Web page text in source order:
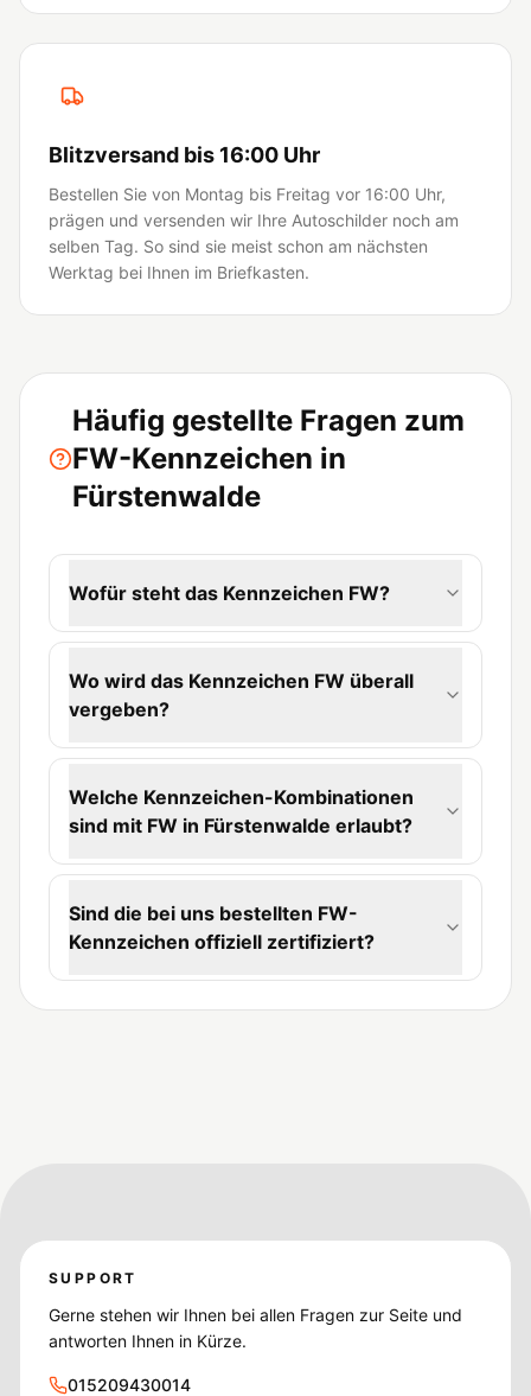
Blitzversand bis 16:00 Uhr
Bestellen Sie von Montag bis Freitag vor 16:00 Uhr,
prägen und versenden wir Ihre Autoschilder noch am
selben Tag. So sind sie meist schon am nächsten
Werktag bei Ihnen im Briefkasten.
Häufig gestellte Fragen zum
FW-Kennzeichen in
Fürstenwalde
Wofür steht das Kennzeichen FW?
Wo wird das Kennzeichen FW überall
vergeben?
Welche Kennzeichen-Kombinationen
sind mit FW in Fürstenwalde erlaubt?
Sind die bei uns bestellten FW-
Kennzeichen offiziell zertifiziert?
SUPPORT
Gerne stehen wir Ihnen bei allen Fragen zur Seite und
antworten Ihnen in Kürze.
015209430014